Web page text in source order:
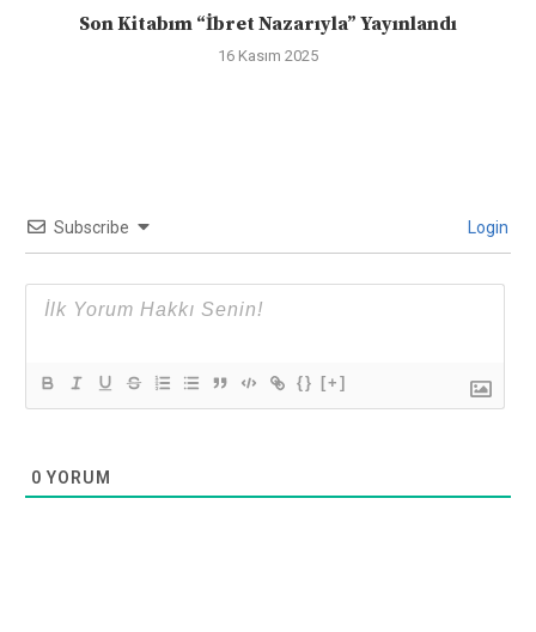
Son Kitabım “İbret Nazarıyla” Yayınlandı
16 Kasım 2025
Subscribe Login
{} [+]
0 YORUM